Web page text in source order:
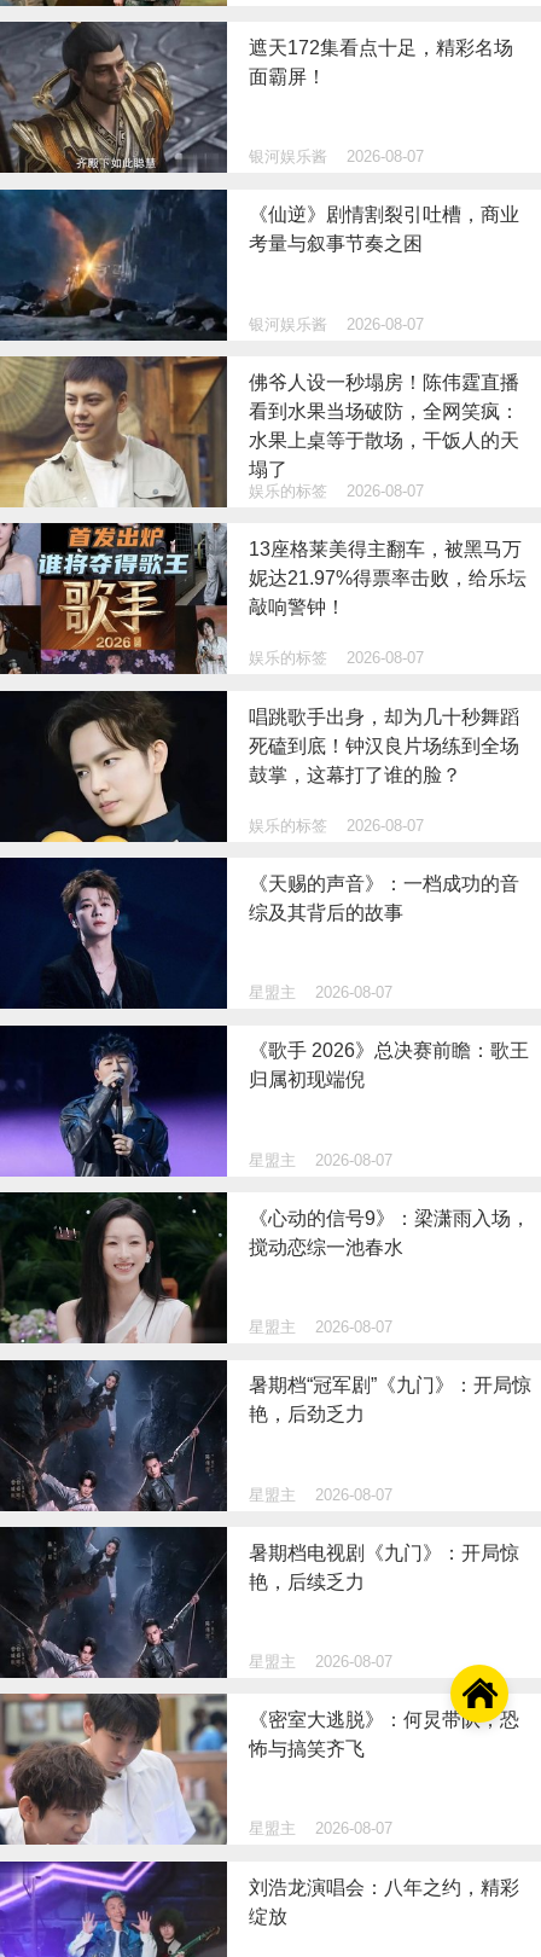
遮天172集看点十足，精彩名场
面霸屏！
银河娱乐酱 2026-08-07
《仙逆》剧情割裂引吐槽，商业
考量与叙事节奏之困
银河娱乐酱 2026-08-07
佛爷人设一秒塌房！陈伟霆直播
看到水果当场破防，全网笑疯：
水果上桌等于散场，干饭人的天
塌了
娱乐的标签 2026-08-07
13座格莱美得主翻车，被黑马万
妮达21.97%得票率击败，给乐坛
敲响警钟！
娱乐的标签 2026-08-07
唱跳歌手出身，却为几十秒舞蹈
死磕到底！钟汉良片场练到全场
鼓掌，这幕打了谁的脸？
娱乐的标签 2026-08-07
《天赐的声音》：一档成功的音
综及其背后的故事
星盟主 2026-08-07
《歌手 2026》总决赛前瞻：歌王
归属初现端倪
星盟主 2026-08-07
《心动的信号9》：梁潇雨入场，
搅动恋综一池春水
星盟主 2026-08-07
暑期档“冠军剧”《九门》：开局惊
艳，后劲乏力
星盟主 2026-08-07
暑期档电视剧《九门》：开局惊
艳，后续乏力
星盟主 2026-08-07
《密室大逃脱》：何炅带队，恐
怖与搞笑齐飞
星盟主 2026-08-07
刘浩龙演唱会：八年之约，精彩
绽放
